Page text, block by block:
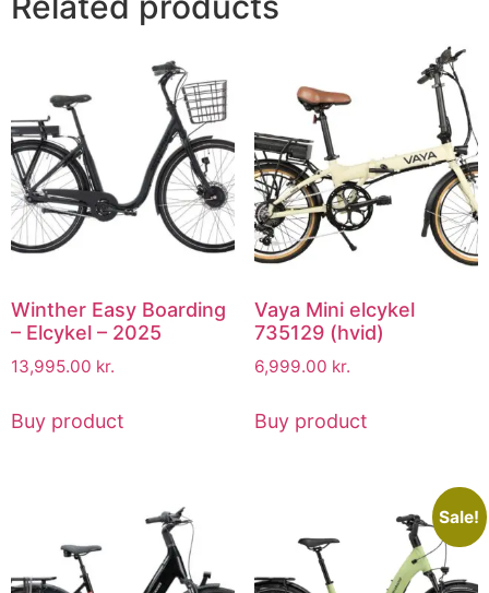
Winther Easy Boarding
– Elcykel – 2025
13,995.00 kr.
Buy product
Vaya Mini elcykel
735129 (hvid)
6,999.00 kr.
Buy product
Sale!